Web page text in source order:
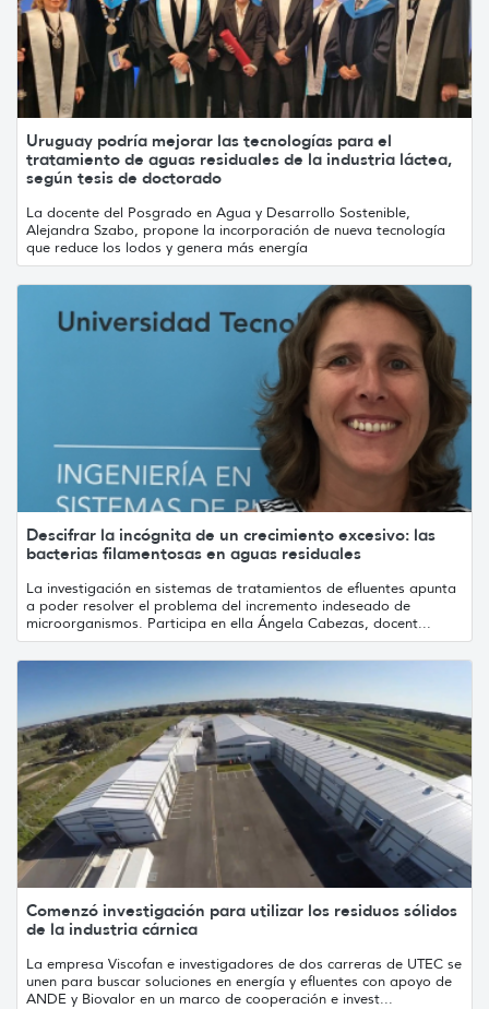
Uruguay podría mejorar las tecnologías para el
tratamiento de aguas residuales de la industria láctea,
según tesis de doctorado
La docente del Posgrado en Agua y Desarrollo Sostenible,
Alejandra Szabo, propone la incorporación de nueva tecnología
que reduce los lodos y genera más energía
Descifrar la incógnita de un crecimiento excesivo: las
bacterias filamentosas en aguas residuales
La investigación en sistemas de tratamientos de efluentes apunta
a poder resolver el problema del incremento indeseado de
microorganismos. Participa en ella Ángela Cabezas, docent...
Comenzó investigación para utilizar los residuos sólidos
de la industria cárnica
La empresa Viscofan e investigadores de dos carreras de UTEC se
unen para buscar soluciones en energía y efluentes con apoyo de
ANDE y Biovalor en un marco de cooperación e invest...